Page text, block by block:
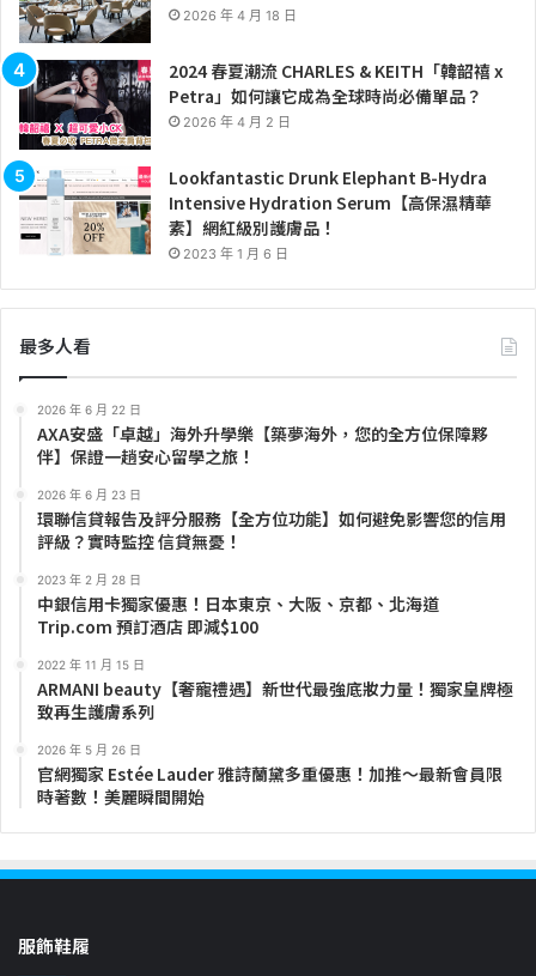
2026 年 4 月 18 日
2024 春夏潮流 CHARLES & KEITH「韓韶禧 x
Petra」如何讓它成為全球時尚必備單品？
2026 年 4 月 2 日
Lookfantastic Drunk Elephant B-Hydra
Intensive Hydration Serum【高保濕精華
素】網紅級別護膚品！
2023 年 1 月 6 日
最多人看
2026 年 6 月 22 日
AXA安盛「卓越」海外升學樂【築夢海外，您的全方位保障夥
伴】保證一趟安心留學之旅！
2026 年 6 月 23 日
環聯信貸報告及評分服務【全方位功能】如何避免影響您的信用
評級？實時監控 信貸無憂！
2023 年 2 月 28 日
中銀信用卡獨家優惠！日本東京、大阪、京都、北海道
Trip.com 預訂酒店 即減$100
2022 年 11 月 15 日
ARMANI beauty【奢寵禮遇】新世代最強底妝力量！獨家皇牌極
致再生護膚系列
2026 年 5 月 26 日
官網獨家 Estée Lauder 雅詩蘭黛多重優惠！加推～最新會員限
時著數！美麗瞬間開始
服飾鞋履